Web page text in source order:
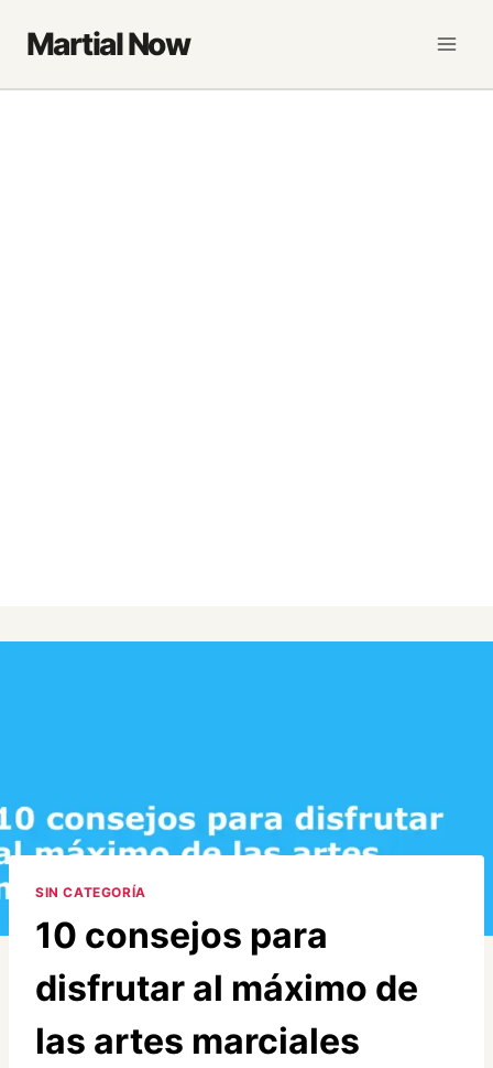
Martial Now
SIN CATEGORÍA
10 consejos para
disfrutar al máximo de
las artes marciales